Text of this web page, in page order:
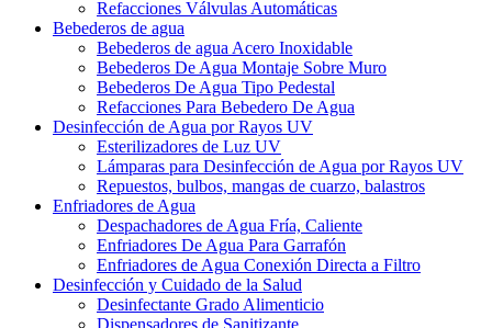
Refacciones Válvulas Automáticas
Bebederos de agua
Bebederos de agua Acero Inoxidable
Bebederos De Agua Montaje Sobre Muro
Bebederos De Agua Tipo Pedestal
Refacciones Para Bebedero De Agua
Desinfección de Agua por Rayos UV
Esterilizadores de Luz UV
Lámparas para Desinfección de Agua por Rayos UV
Repuestos, bulbos, mangas de cuarzo, balastros
Enfriadores de Agua
Despachadores de Agua Fría, Caliente
Enfriadores De Agua Para Garrafón
Enfriadores de Agua Conexión Directa a Filtro
Desinfección y Cuidado de la Salud
Desinfectante Grado Alimenticio
Dispensadores de Sanitizante